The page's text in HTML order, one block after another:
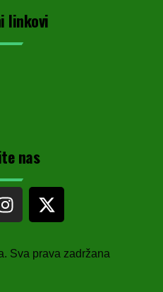
linkovi
nas
Sva prava zadržana